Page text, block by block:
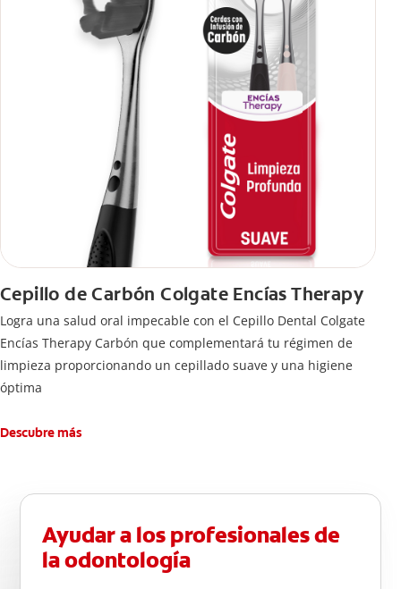
Cepillo de Carbón Colgate Encías Therapy
Logra una salud oral impecable con el Cepillo Dental Colgate
Encías Therapy Carbón que complementará tu régimen de
limpieza proporcionando un cepillado suave y una higiene
óptima
Descubre más
Ayudar a los profesionales de
la odontología